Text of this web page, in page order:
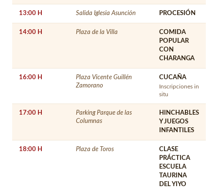
13:00 H Salida Iglesia Asunción PROCESIÓN
14:00 H Plaza de la Villa
COMIDA
POPULAR
CON
CHARANGA
16:00 H
Plaza Vicente Guillén
Zamorano
CUCAÑA
Inscripciones in
situ
17:00 H
Parking Parque de las
Columnas
HINCHABLES
Y JUEGOS
INFANTILES
18:00 H Plaza de Toros
CLASE
PRÁCTICA
ESCUELA
TAURINA
DEL YIYO